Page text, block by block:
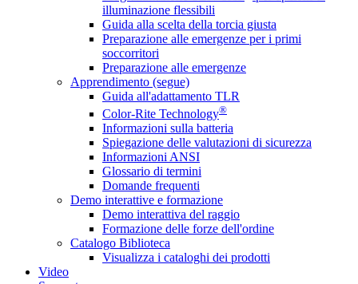
illuminazione flessibili
Guida alla scelta della torcia giusta
Preparazione alle emergenze per i primi
soccorritori
Preparazione alle emergenze
Apprendimento (segue)
Guida all'adattamento TLR
Color-Rite Technology®
Informazioni sulla batteria
Spiegazione delle valutazioni di sicurezza
Informazioni ANSI
Glossario di termini
Domande frequenti
Demo interattive e formazione
Demo interattiva del raggio
Formazione delle forze dell'ordine
Catalogo Biblioteca
Visualizza i cataloghi dei prodotti
Video